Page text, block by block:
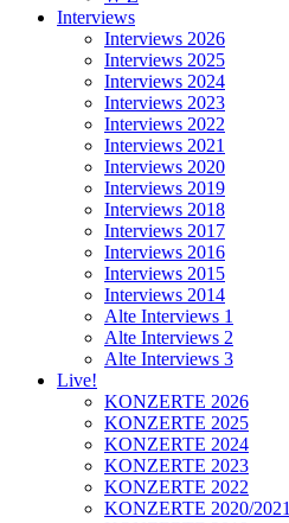
Interviews
Interviews 2026
Interviews 2025
Interviews 2024
Interviews 2023
Interviews 2022
Interviews 2021
Interviews 2020
Interviews 2019
Interviews 2018
Interviews 2017
Interviews 2016
Interviews 2015
Interviews 2014
Alte Interviews 1
Alte Interviews 2
Alte Interviews 3
Live!
KONZERTE 2026
KONZERTE 2025
KONZERTE 2024
KONZERTE 2023
KONZERTE 2022
KONZERTE 2020/2021